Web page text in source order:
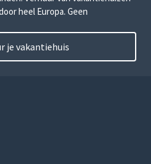
heel Europa. Geen
je vakantiehuis